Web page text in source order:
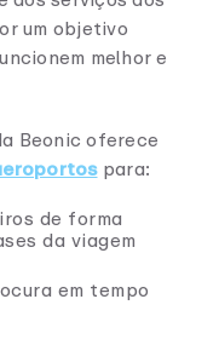
um objetivo
melhor e
Beonic oferece
para:
de forma
da viagem
em tempo